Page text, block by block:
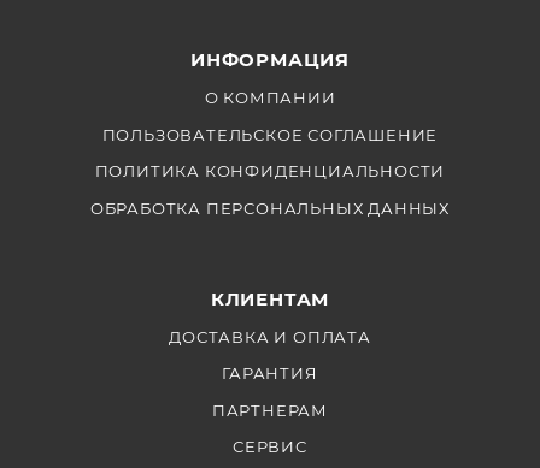
ИНФОРМАЦИЯ
О КОМПАНИИ
ПОЛЬЗОВАТЕЛЬСКОЕ СОГЛАШЕНИЕ
ПОЛИТИКА КОНФИДЕНЦИАЛЬНОСТИ
ОБРАБОТКА ПЕРСОНАЛЬНЫХ ДАННЫХ
КЛИЕНТАМ
ДОСТАВКА И ОПЛАТА
ГАРАНТИЯ
ПАРТНЕРАМ
СЕРВИС